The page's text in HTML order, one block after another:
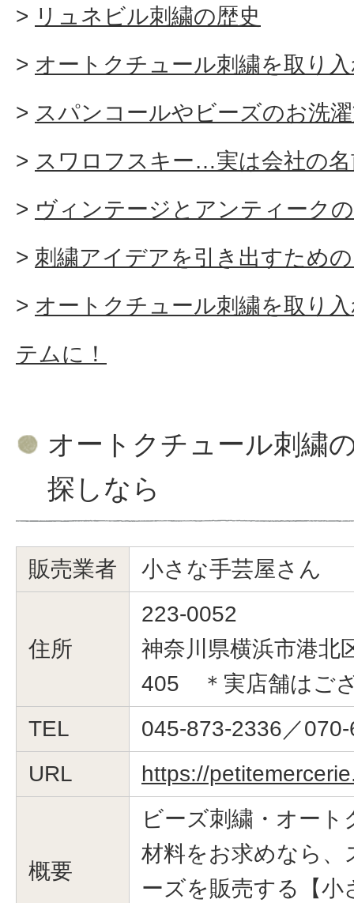
リュネビル刺繍の歴史
オートクチュール刺繍を取り
スパンコールやビーズのお洗
スワロフスキー…実は会社の
ヴィンテージとアンティーク
刺繍アイデアを引き出すため
オートクチュール刺繍を取り
テムに！
オートクチュール刺繍
探しなら
販売業者 小さな手芸屋さん
住所
223-0052
神奈川県横浜市港北
405 ＊実店舗はご
TEL
045-873-2336／
URL
https://
概要
ビーズ刺繍・オー
材料をお求めなら
ーズを販売する【小